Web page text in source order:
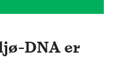
DNA er